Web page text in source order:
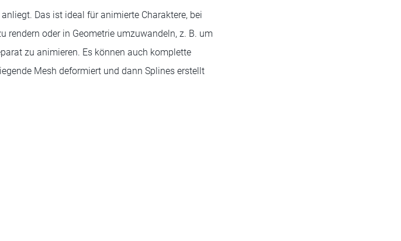
Das ist ideal für animierte Charaktere, bei
rendern oder in Geometrie umzuwandeln, z. B. um
zu animieren. Es können auch komplette
Mesh deformiert und dann Splines erstellt